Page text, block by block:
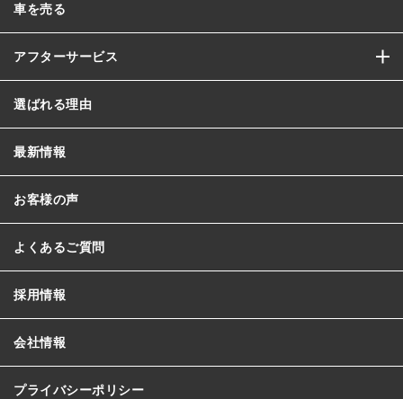
車を売る
アフターサービス
選ばれる理由
最新情報
お客様の声
よくあるご質問
採用情報
会社情報
プライバシーポリシー